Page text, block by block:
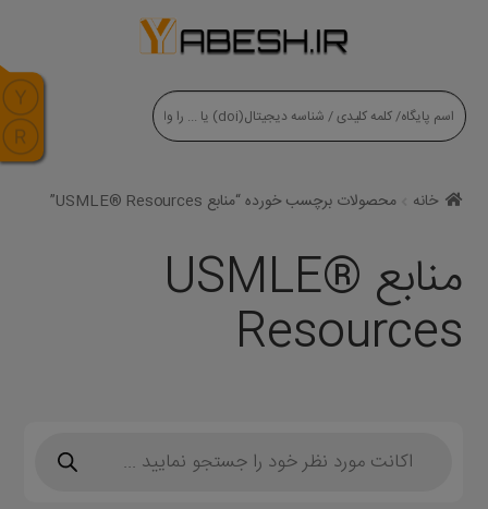
خانه محصولات برچسب خورده “منابع USMLE® Resources”
منابع USMLE®
Resources
search
modal-check